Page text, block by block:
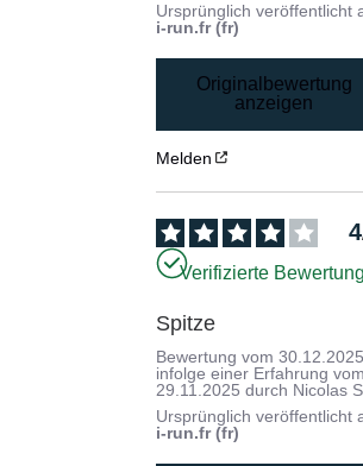
Ursprünglich veröffentlicht
i-run.fr (fr)
Originalbewertung
anzeigen
Melden
4
Verifizierte
Spitze
Bewertung vom
infolge einer Erfahrung
29.11.2025 durch Nicolas
Ursprünglich veröffentlicht
i-run.fr (fr)